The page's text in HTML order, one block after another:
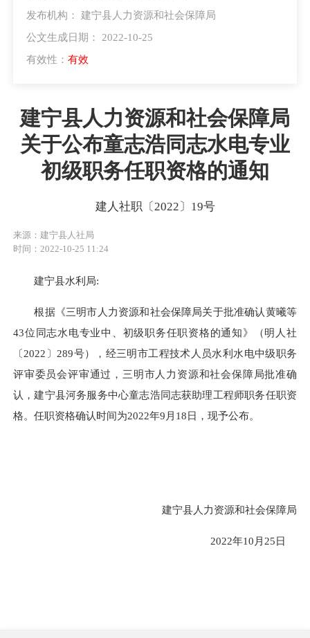
发布机构： 建宁县人力资源和社会保障局
公文生成日期： 2022-10-25
有效性： 有效
建宁县人力资源和社会保障局
关于公布童志浩同志水电专业
初级职务任职资格的通知
建人社职〔2022〕19号
来源：建宁县人社局
时间：2022-10-25 11:24
建宁县水利局:
根据《三明市人力资源和社会保障局关于批准确认黄曦等
43位同志水电专业中、初级职务任职资格的通知》（明人社
〔2022 〕 289号），经三明市工程技术人员水利水电中级职务
评审委员会评审通过，三明市人力资源和社会保障局批准确
认，建宁县河务服务中心童志浩同志获助理工程师职务任职资
格。任职资格确认时间为2022年9 月 18日，现予公布。
建宁县人力资源和社会保障局
2022年10 月 25日